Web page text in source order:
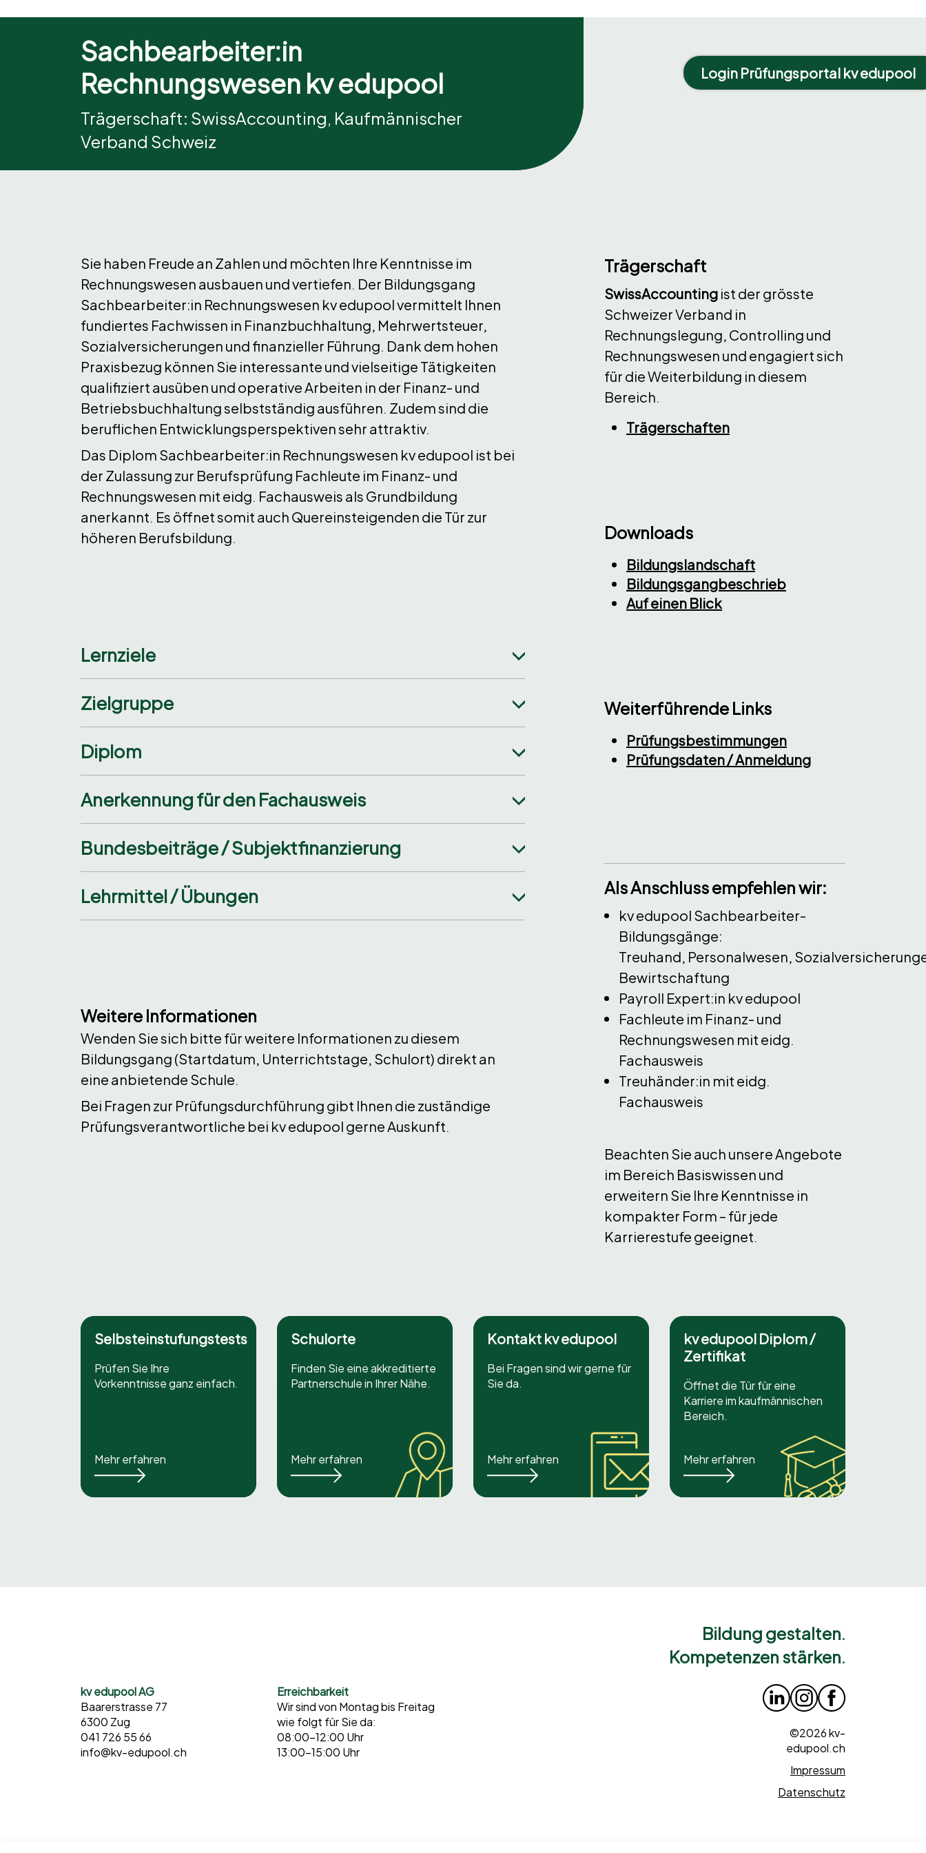
Login Prüfungsportal kv edupool
Sachbearbeiter:in
Rechnungswesen kv edupool
Trägerschaft: SwissAccounting, Kaufmännischer
Verband Schweiz
Sie haben Freude an Zahlen und möchten Ihre Kenntnisse im
Rechnungswesen ausbauen und vertiefen. Der Bildungsgang
Sachbearbeiter:in Rechnungswesen kv edupool vermittelt Ihnen
fundiertes Fachwissen in Finanzbuchhaltung, Mehrwertsteuer,
Sozialversicherungen und finanzieller Führung. Dank dem hohen
Praxisbezug können Sie interessante und vielseitige Tätigkeiten
qualifiziert ausüben und operative Arbeiten in der Finanz- und
Betriebsbuchhaltung selbstständig ausführen. Zudem sind die
beruflichen Entwicklungsperspektiven sehr attraktiv.
Das Diplom Sachbearbeiter:in Rechnungswesen kv edupool ist bei
der Zulassung zur Berufsprüfung Fachleute im Finanz- und
Rechnungswesen mit eidg. Fachausweis als Grundbildung
anerkannt. Es öffnet somit auch Quereinsteigenden die Tür zur
höheren Berufsbildung.
Lernziele
Zielgruppe
Diplom
Anerkennung für den Fachausweis
Bundesbeiträge / Subjektfinanzierung
Lehrmittel / Übungen
Weitere Informationen
Wenden Sie sich bitte für weitere Informationen zu diesem
Bildungsgang (Startdatum, Unterrichtstage, Schulort) direkt an
eine anbietende Schule.
Bei Fragen zur Prüfungsdurchführung gibt Ihnen die zuständige
Prüfungsverantwortliche bei kv edupool gerne Auskunft.
Trägerschaft
SwissAccounting ist der grösste
Schweizer Verband in
Rechnungslegung, Controlling und
Rechnungswesen und engagiert sich
für die Weiterbildung in diesem
Bereich.
Trägerschaften
Downloads
Bildungslandschaft
Bildungsgangbeschrieb
Auf einen Blick
Weiterführende Links
Prüfungsbestimmungen
Prüfungsdaten / Anmeldung
Als Anschluss empfehlen wir:
kv edupool Sachbearbeiter-
Bildungsgänge:
Treuhand, Personalwesen,
Bewirtschaftung
Payroll Expert:in kv edupool
Fachleute im Finanz- und
Rechnungswesen mit eidg.
Fachausweis
Treuhänder:in mit eidg.
Fachausweis
Beachten Sie auch unsere Angebote
im Bereich Basiswissen und
erweitern Sie Ihre Kenntnisse in
kompakter Form – für jede
Karrierestufe geeignet.
Selbsteinstufungstests
Prüfen Sie Ihre
Vorkenntnisse ganz einfach.
Mehr erfahren
Schulorte
Finden Sie eine akkreditierte
Partnerschule in Ihrer Nähe.
Mehr erfahren
Kontakt kv edupool
Bei Fragen sind wir gerne für
Sie da.
Mehr erfahren
kv edupool Diplom /
Zertifikat
Öffnet die Tür für eine
Karriere im kaufmännischen
Bereich.
Mehr erfahren
Bildung gestalten.
Kompetenzen stärken.
kv edupool AG
Baarerstrasse 77
6300 Zug
041 726 55 66
info@kv-edupool.ch
Erreichbarkeit
Wir sind von Montag bis Freitag
wie folgt für Sie da:
08:00–12:00 Uhr
13:00–15:00 Uhr
©2026 kv-
edupool.ch
Impressum
Datenschutz